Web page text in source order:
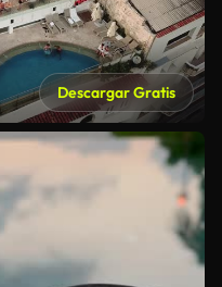
Descargar Gratis